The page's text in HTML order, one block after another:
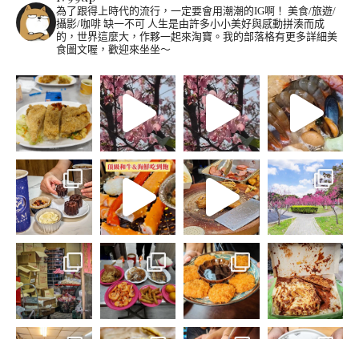
為了跟得上時代的流行，一定要會用潮潮的IG啊！ 美食/旅遊/
攝影/咖啡 缺一不可 人生是由許多小小美好與感動拼湊而成
的，世界這麼大，作夥一起來淘寶。我的部落格有更多詳細美
食圖文喔，歡迎來坐坐～